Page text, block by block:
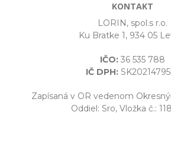
KONTAKT
LORIN, spol.s r.o.
Ku Bratke 1, 934 05
IČO: 36 535 788
IČ DPH:
Zapísaná v OR vedenom
Oddiel: Sro, Vložka č.: